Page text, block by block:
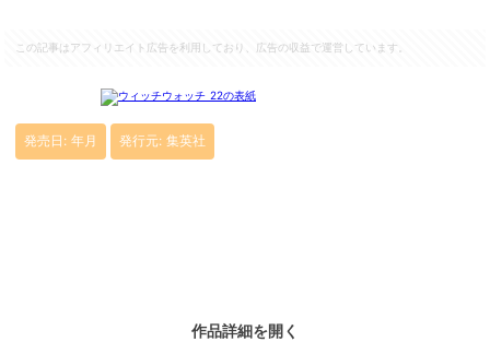
この記事はアフィリエイト広告を利用しており、広告の収益で運営しています。
作品詳細を開く
発売日: 年月 発行元: 集英社